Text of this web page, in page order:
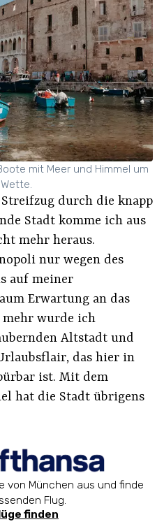
mit Meer und Himmel um
durch die knapp
Stadt komme ich aus
mehr heraus.
nur wegen des
auf meiner
Erwartung an das
mehr wurde ich
Altstadt und
das hier in
ist. Mit dem
hat die Stadt übrigens
von München aus und finde
Flug.
finden